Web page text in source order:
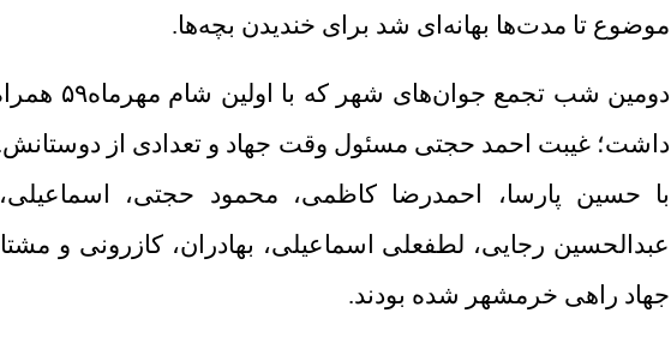
موضوع تا مدت‌ها بهانه‌ای شد برای خندیدن بچه‌ها.
دومین شب
داشت؛ غیبت احمد حجتی مسئول وقت جهاد و تعدادی از
با حسین پارسا، احمد‌رضا کاظمی، محمود حجتی،
عبدالحسین رجایی، لطفعلی اسماعیلی، بهادران، کازرونی و
جهاد راهی خرمشهر شده بودند.